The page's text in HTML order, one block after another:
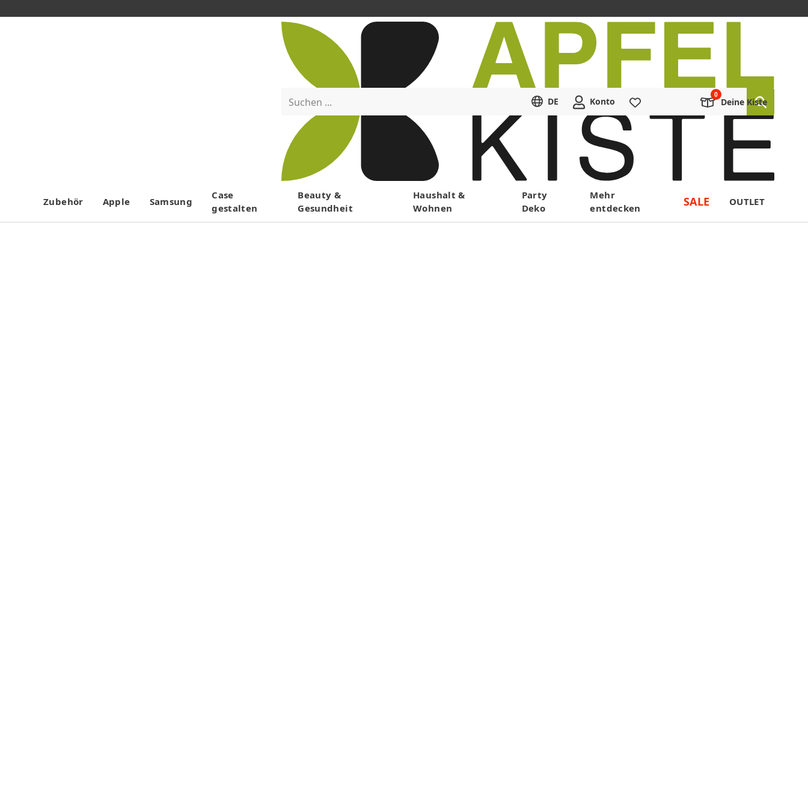
Menü
Suchen ... DE Konto Deine Kiste
Zubehör Apple Samsung
Case
gestalten
Beauty &
Gesundheit
Haushalt &
Wohnen
Party
Deko
Mehr
entdecken
SALE OUTLET